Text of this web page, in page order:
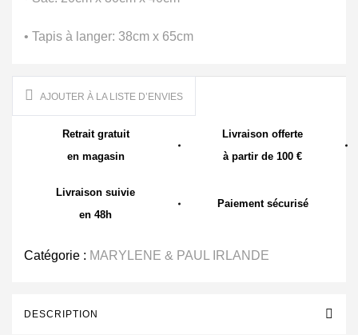
• Tapis à langer: 38cm x 65cm
AJOUTER À LA LISTE D’ENVIES
Retrait gratuit
en magasin
Livraison offerte
à partir de 100 €
Livraison suivie
en 48h
Paiement sécurisé
Catégorie : MARYLENE & PAUL IRLANDE
DESCRIPTION